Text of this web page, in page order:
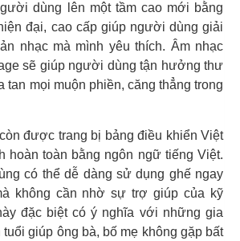
dùng lên một tầm cao mới bằng
đại, cao cấp giúp người dùng giải
nhạc mà mình yêu thích. Âm nhạc
sẽ giúp người dùng tận hưởng thư
tan mọi muộn phiền, căng thẳng trong
được trang bị bảng điều khiển Việt
hoàn toàn bằng ngôn ngữ tiếng Việt.
có thể dễ dàng sử dụng ghế ngay
không cần nhờ sự trợ giúp của kỹ
đặc biệt có ý nghĩa với những gia
giúp ông bà, bố mẹ không gặp bất